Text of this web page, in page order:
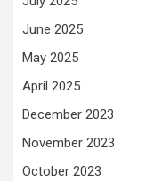
June 2025
May 2025
April 2025
December 2023
November 2023
October 2023